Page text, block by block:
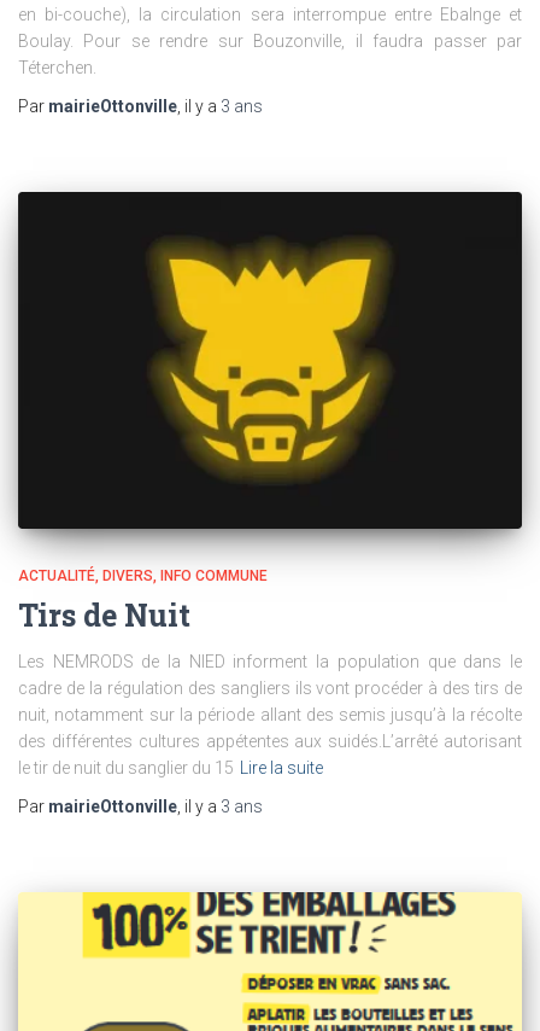
en bi-couche), la circulation sera interrompue entre Ebalnge et
Boulay. Pour se rendre sur Bouzonville, il faudra passer par
Téterchen.
Par mairieOttonville, il y a 3 ans
ACTUALITÉ DIVERS INFO COMMUNE
Tirs de Nuit
Les NEMRODS de la NIED informent la population que dans le
cadre de la régulation des sangliers ils vont procéder à des tirs de
nuit, notamment sur la période allant des semis jusqu’à la récolte
des différentes cultures appétentes aux suidés.L’arrêté autorisant
le tir de nuit du sanglier du 15
Lire la suite
Par mairieOttonville , il y a 3 ans